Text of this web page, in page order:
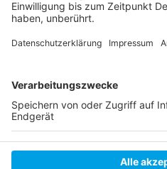
Anzeige
Anzeige